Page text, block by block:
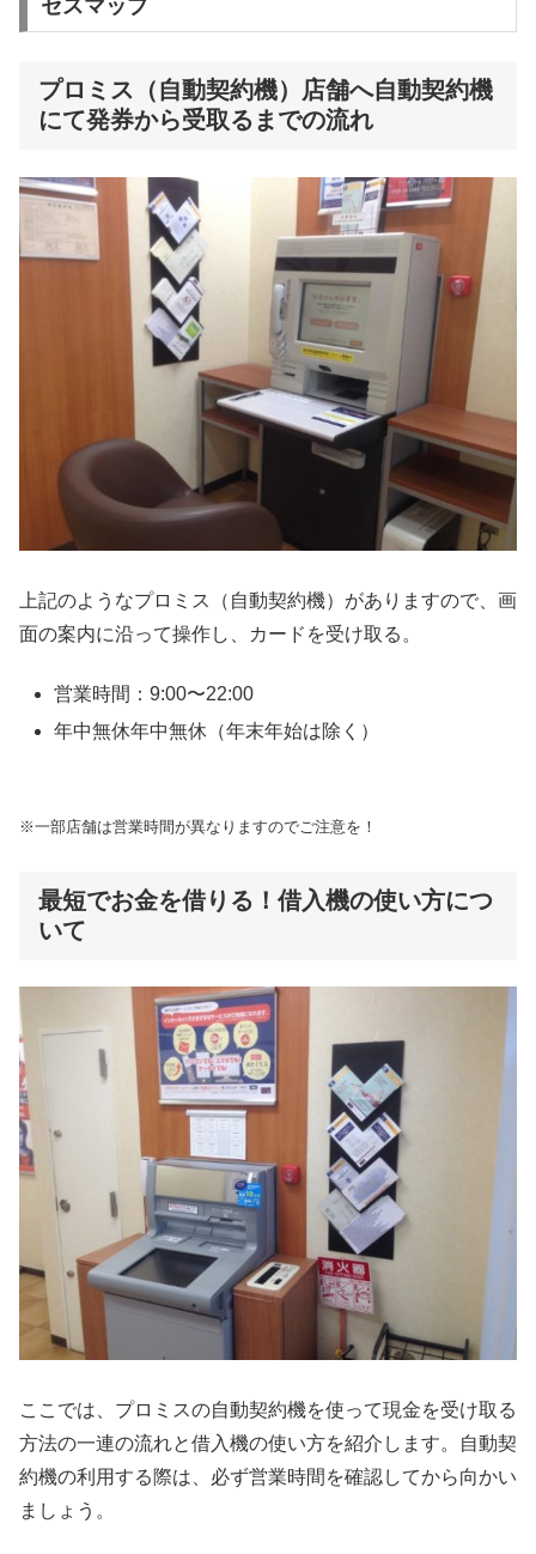
セスマップ
プロミス（自動契約機）店舗へ自動契約機
にて発券から受取るまでの流れ
上記のようなプロミス（自動契約機）がありますので、画
面の案内に沿って操作し、カードを受け取る。
営業時間：9:00〜22:00
年中無休年中無休（年末年始は除く）
※一部店舗は営業時間が異なりますのでご注意を！
最短でお金を借りる！借入機の使い方につ
いて
ここでは、プロミスの自動契約機を使って現金を受け取る
方法の一連の流れと借入機の使い方を紹介します。自動契
約機の利用する際は、必ず営業時間を確認してから向かい
ましょう。